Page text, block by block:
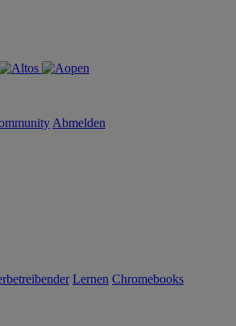
Abmelden
Lernen Chromebooks